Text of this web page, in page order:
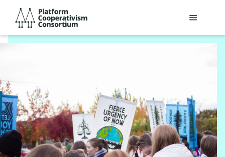
contingut
principal
Consortium